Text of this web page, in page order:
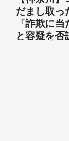
だまし取
「詐欺に
と容疑を否